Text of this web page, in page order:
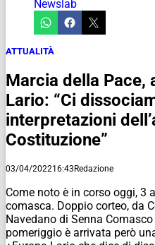
Newslab
ATTUALITÀ
Marcia della Pace,
Lario: “Ci
interpretazioni
Costituzione”
03/04/202216:43Redazione
Come noto è in corso oggi, 3
comasca. Doppio corteo, da
Navedano di Senna Comasco
pomeriggio è arrivata però